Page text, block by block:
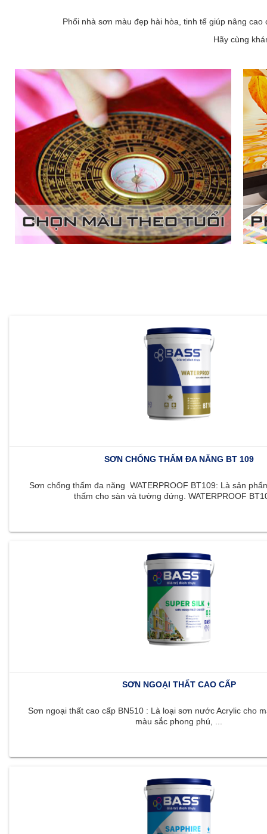
Phối nhà sơn màu đẹp hài hòa, tinh tế giúp nâng
Hãy cùng
SƠN CHỐNG THẤM ĐA NĂNG BT 109
Sơn chống thấm đa năng WATERPROOF BT109: Là sản
thấm cho sàn và tường đứng. WATERPROOF
SƠN NGOẠI THẤT CAO CẤP
Sơn ngoại thất cao cấp BN510 : Là loại sơn nước Acrylic cho
màu sắc phong phú, ...